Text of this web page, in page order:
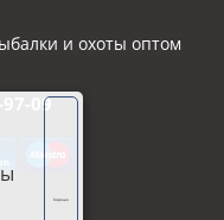
и охоты оптом
97-09
Хорошо